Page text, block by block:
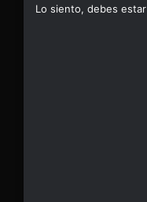
Lo siento, debes estar